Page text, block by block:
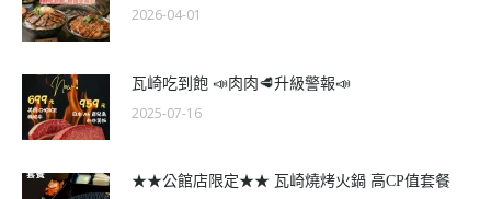
2026-04-01
瓦崎吃到飽 📣肉肉🥩升級警報📣
2025-07-16
★★公館店限定★★ 瓦崎燒烤火鍋 高CP值套餐